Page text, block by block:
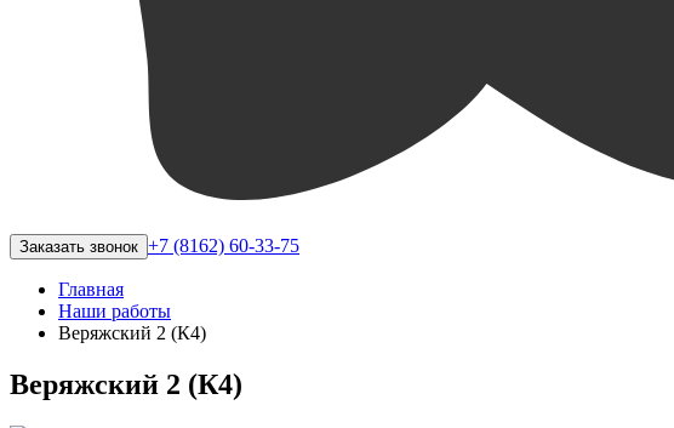
Заказать звонок +7 (8162) 60-33-75
Главная
Наши работы
Веряжский 2 (К4)
Веряжский 2 (К4)